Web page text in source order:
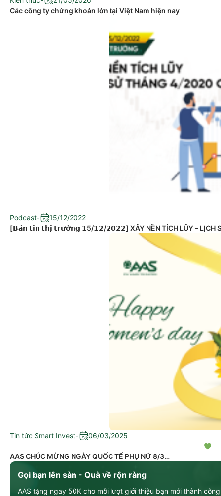
Gọi bạn lên sàn - Quà về rộn ràng
AAS tặng ngay 50K cho mỗi lượt giới thiệu bạn mới thành công
Các công ty chứng khoán lớn tại Việt Nam hiện nay
Podcast-
15/12/2022
[𝗕𝗮̉𝗻 𝘁𝗶𝗻 𝘁𝗵𝗶̣ 𝘁𝗿𝘂̛𝗼̛̀𝗻𝗴 𝟭5/𝟭𝟮/𝟮𝟬𝟮𝟮] XÂY NỀN TÍCH LŨY – LỊCH
Tin tức Smart Invest- 06/03/2025
AAS CHÚC MỪNG NGÀY QUỐC TẾ PHỤ NỮ 8/3